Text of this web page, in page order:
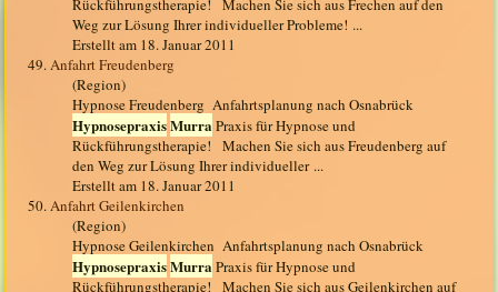
Rückführungstherapie! Machen Sie sich aus Frechen auf den
Weg zur Lösung Ihrer individueller Probleme! ...
Erstellt am 18. Januar 2011
49.Anfahrt Freudenberg
(Region)
Hypnose Freudenberg Anfahrtsplanung nach Osnabrück
HypnosepraxisMurraPraxis für Hypnose und
Rückführungstherapie! Machen Sie sich aus Freudenberg auf
den Weg zur Lösung Ihrer individueller ...
Erstellt am 18. Januar 2011
50.Anfahrt Geilenkirchen
(Region)
Hypnose Geilenkirchen Anfahrtsplanung nach Osnabrück
HypnosepraxisMurraPraxis für Hypnose und
Rückführungstherapie! Machen Sie sich aus Geilenkirchen auf